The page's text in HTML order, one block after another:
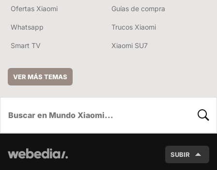
Ofertas Xiaomi Guías de compra
Whatsapp Trucos Xiaomi
Smart TV Xiaomi SU7
VER MÁS TEMAS
SUBIR